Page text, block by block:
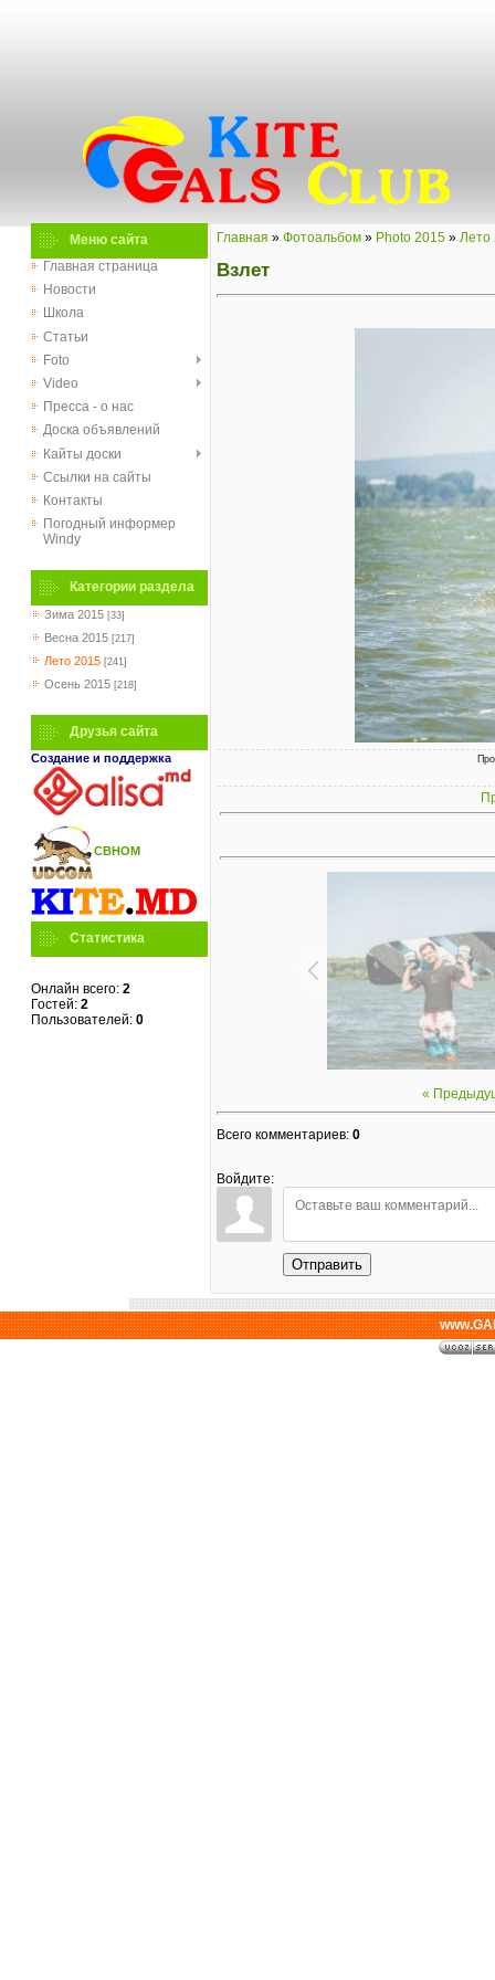
Меню сайта
Главная страница
Новости
Школа
Статьи
Foto
Video
Пресса - о нас
Доска объявлений
Кайты доски
Ссылки на сайты
Контакты
Погодный информер
Windy
Категории раздела
Зима 2015 [33]
Весна 2015 [217]
Лето 2015 [241]
Осень 2015 [218]
Друзья сайта
Создание и поддержка
СВНОМ
Статистика
Онлайн всего: 2
Гостей: 2
Пользователей: 0
Главная » Фотоальбом » Photo 2015 » Лето
Взлет
«
Всего комментариев: 0
Войдите:
Отправить